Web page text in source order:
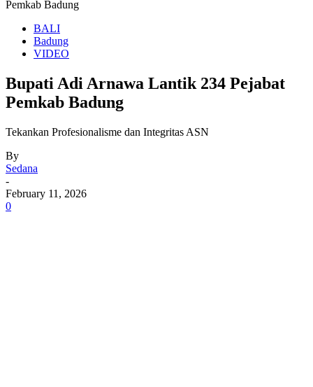
Pemkab Badung
BALI
Badung
VIDEO
Bupati Adi Arnawa Lantik 234 Pejabat
Pemkab Badung
Tekankan Profesionalisme dan Integritas ASN
By
Sedana
-
February 11, 2026
0